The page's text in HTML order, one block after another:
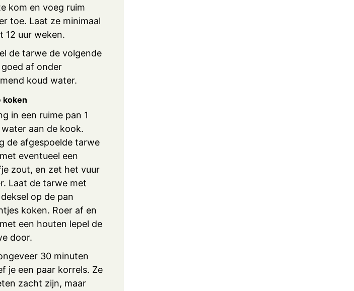
kom en voeg ruim
toe. Laat ze minimaal
12 uur weken.
de tarwe de volgende
goed af onder
koud water.
koken
in een ruime pan 1
aan de kook.
de afgespoelde tarwe
eventueel een
zout, en zet het vuur
Laat de tarwe met
op de pan
koken. Roer af en
een houten lepel de
door.
30 minuten
je een paar korrels. Ze
zacht zijn, maar